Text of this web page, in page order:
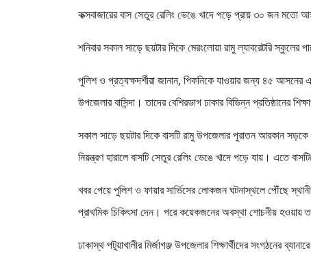
কক্সবাজারের বাস সেতুর রেলিং ভেঙে খাদে পড়ে প্রায় ৩০ জন মতো
শনিবার সকাল সাড়ে ছয়টার দিকে মেরংলোয়া রামু ল্যাবরেটরি স্কুলের
পুলিশ ও প্রত্যক্ষদর্শীরা জানান, পিকনিকে যাওয়ার জন্য ৪৫ আসনের
উপজেলার বাসিন্দা। তাদের বেশিরভাগ ঢাকার বিভিন্ন প্রতিষ্ঠানের
সকাল সাড়ে ছয়টার দিকে বাসটি রামু উপজেলার পুরাতন আরকান
নিয়ন্ত্রণ হারালে বাসটি সেতুর রেলিং ভেঙে খাদে পড়ে যায়। এতে
খবর পেয়ে পুলিশ ও ফায়ার সার্ভিসের লোকজন ঘটনাস্থলে পৌঁছে
প্রাথমিক চিকিৎসা দেন। পরে কয়েকজনের অবস্থা শোচনীয় হওয়ায়
ঢাকাস্থ পটুয়াখালীর মির্জাগঞ্জ উপজেলার শিক্ষার্থীদের সংগঠনের